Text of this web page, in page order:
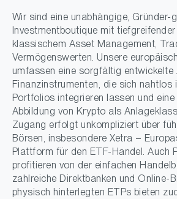
Wir sind eine unabhängige, Gründer-
Investmentboutique mit
klassischem Asset Management,
Vermögenswerten. Unsere
umfassen eine sorgfältig entwickelte
Finanzinstrumenten, die sich nahtlos
Portfolios integrieren lassen und
Abbildung von Krypto als
Zugang erfolgt unkompliziert über
Börsen, insbesondere Xetra –
Plattform für den ETF-Handel. Auch
profitieren von der einfachen
zahlreiche Direktbanken und Online-
physisch hinterlegten ETPs bieten